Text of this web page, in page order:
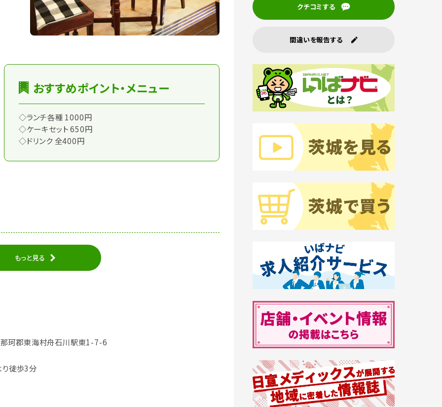
おすすめポイント・メニュー
◇ランチ各種 1000円
◇ケーキセット 650円
◇ドリンク 全400円
もっと見る
珂郡東海村舟石川駅東1-7-6
り徒歩3分
クチコミする
間違いを報告する